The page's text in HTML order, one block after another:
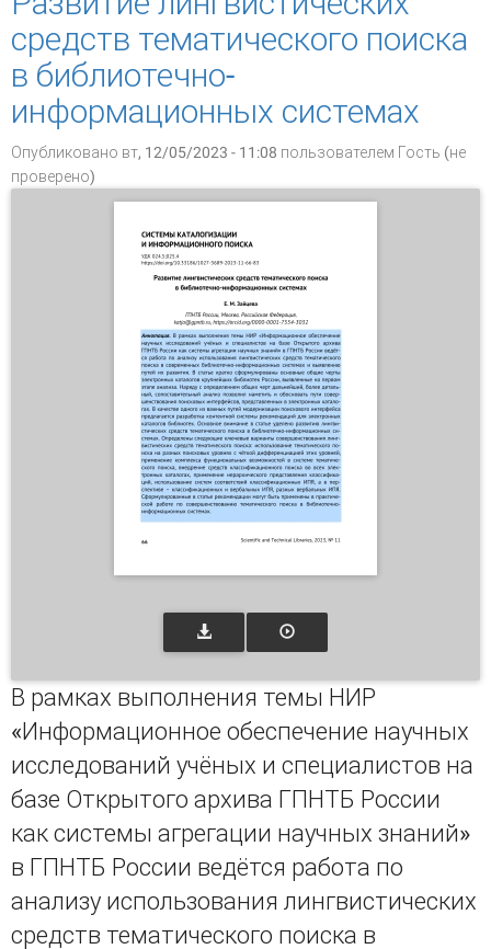
средств тематического поиска
в библиотечно-
информационных системах
Опубликовано вт, 12/05/2023 - 11:08 пользователем Гость (не
проверено)
В рамках выполнения темы НИР
«Информационное обеспечение научных
исследований учёных и специалистов на
базе Открытого архива ГПНТБ России
как системы агрегации научных знаний»
в ГПНТБ России ведётся работа по
анализу использования лингвистических
средств тематического поиска в